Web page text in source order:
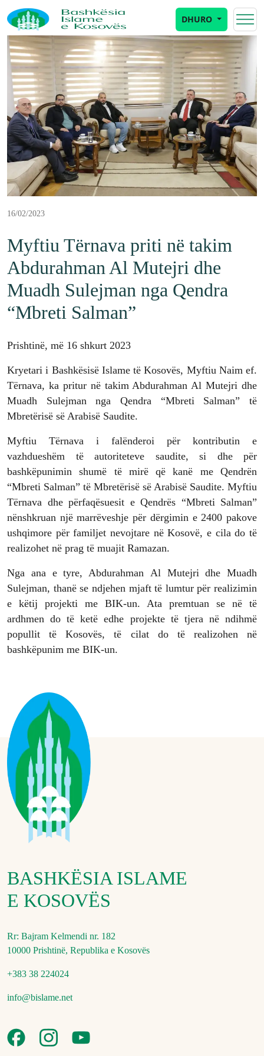
DHURO
16/02/2023
Myftiu Tërnava priti në takim
Abdurahman Al Mutejri dhe
Muadh Sulejman nga Qendra
“Mbreti Salman”
Prishtinë, më 16 shkurt 2023
Kryetari i Bashkësisë Islame të Kosovës, Myftiu Naim ef.
Tërnava, ka pritur në takim Abdurahman Al Mutejri dhe
Muadh Sulejman nga Qendra “Mbreti Salman” të
Mbretërisë së Arabisë Saudite.
Myftiu Tërnava i falënderoi për kontributin e
vazhdueshëm të autoriteteve saudite, si dhe për
bashkëpunimin shumë të mirë që kanë me Qendrën
“Mbreti Salman” të Mbretërisë së Arabisë Saudite. Myftiu
Tërnava dhe përfaqësuesit e Qendrës “Mbreti Salman”
nënshkruan një marrëveshje për dërgimin e 2400 pakove
ushqimore për familjet nevojtare në Kosovë, e cila do të
realizohet në prag të muajit Ramazan.
Nga ana e tyre, Abdurahman Al Mutejri dhe Muadh
Sulejman, thanë se ndjehen mjaft të lumtur për realizimin
e këtij projekti me BIK-un. Ata premtuan se në të
ardhmen do të ketë edhe projekte të tjera në ndihmë
popullit të Kosovës, të cilat do të realizohen në
bashkëpunim me BIK-un.
BASHKËSIA ISLAME
E KOSOVËS
Rr: Bajram Kelmendi nr. 182
10000 Prishtinë, Republika e Kosovës
+383 38 224024
info@bislame.net